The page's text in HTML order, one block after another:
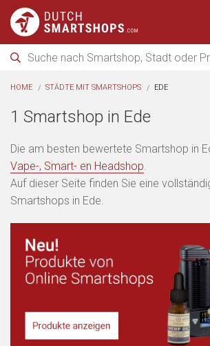
HOME STÄDTE MIT SMARTSHOPS EDE
1 Smartshop in Ede
Die am besten bewertete Smartshop in
Vape-, Smart- en Headshop.
Auf dieser Seite finden Sie eine
Smartshops in Ede.